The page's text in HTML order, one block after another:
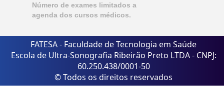
Número de exames limitados a
agenda dos cursos médicos.
FATESA - Faculdade de Tecnologia em Saúde
Escola de Ultra-Sonografia Ribeirão Preto LTDA - CNPJ:
60.250.438/0001-50
© Todos os direitos reservados